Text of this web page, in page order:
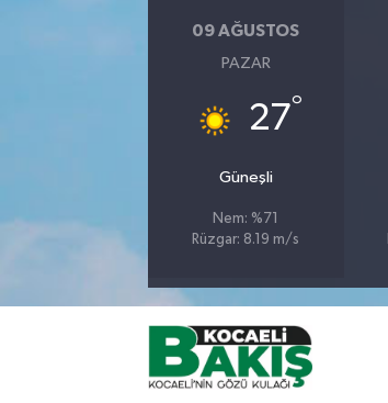
09 AĞUSTOS
PAZAR
27°
Güneşli
Nem: %71
Rüzgar: 8.19 m/s